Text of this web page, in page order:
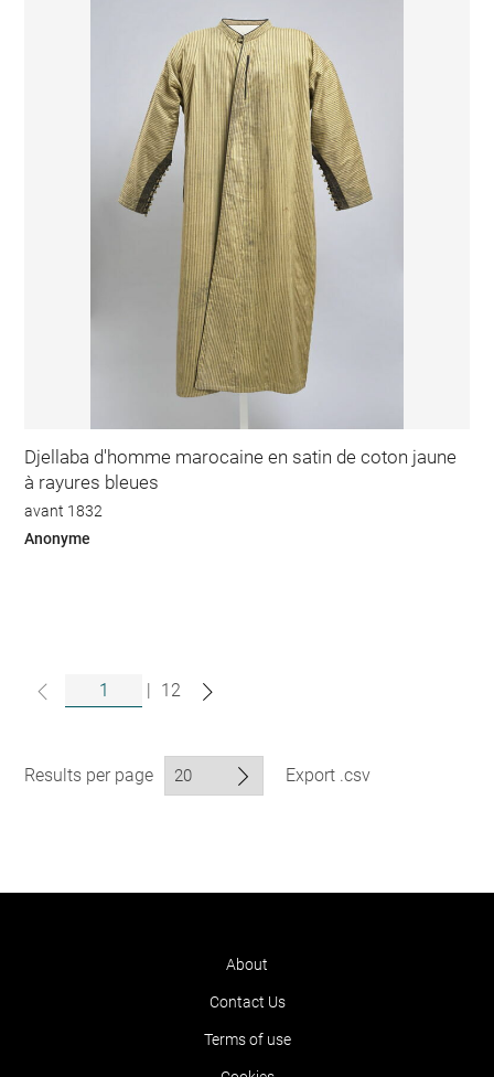
Djellaba d'homme marocaine en satin de coton jaune
à rayures bleues
avant 1832
Anonyme
12
Results per page Export .csv
About
Contact Us
Terms of use